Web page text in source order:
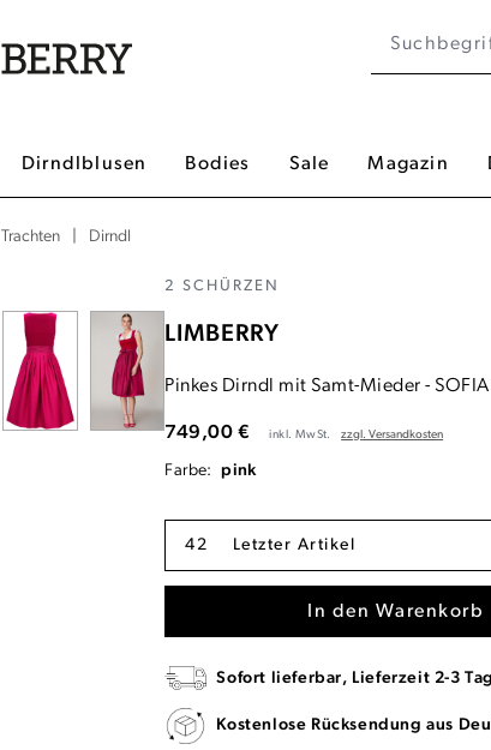
Dirndlblusen Bodies Sale Magazin
Trachten Dirndl
2 SCHÜRZEN
LIMBERRY
Pinkes Dirndl mit Samt-Mieder - SOFIA
749,00 € inkl. MwSt. zzgl. Versandkosten
Farbe:
pink
42 Letzter Artikel
In den Warenkorb
Sofort lieferbar, Lieferzeit 2-3
Kostenlose Rücksendung aus